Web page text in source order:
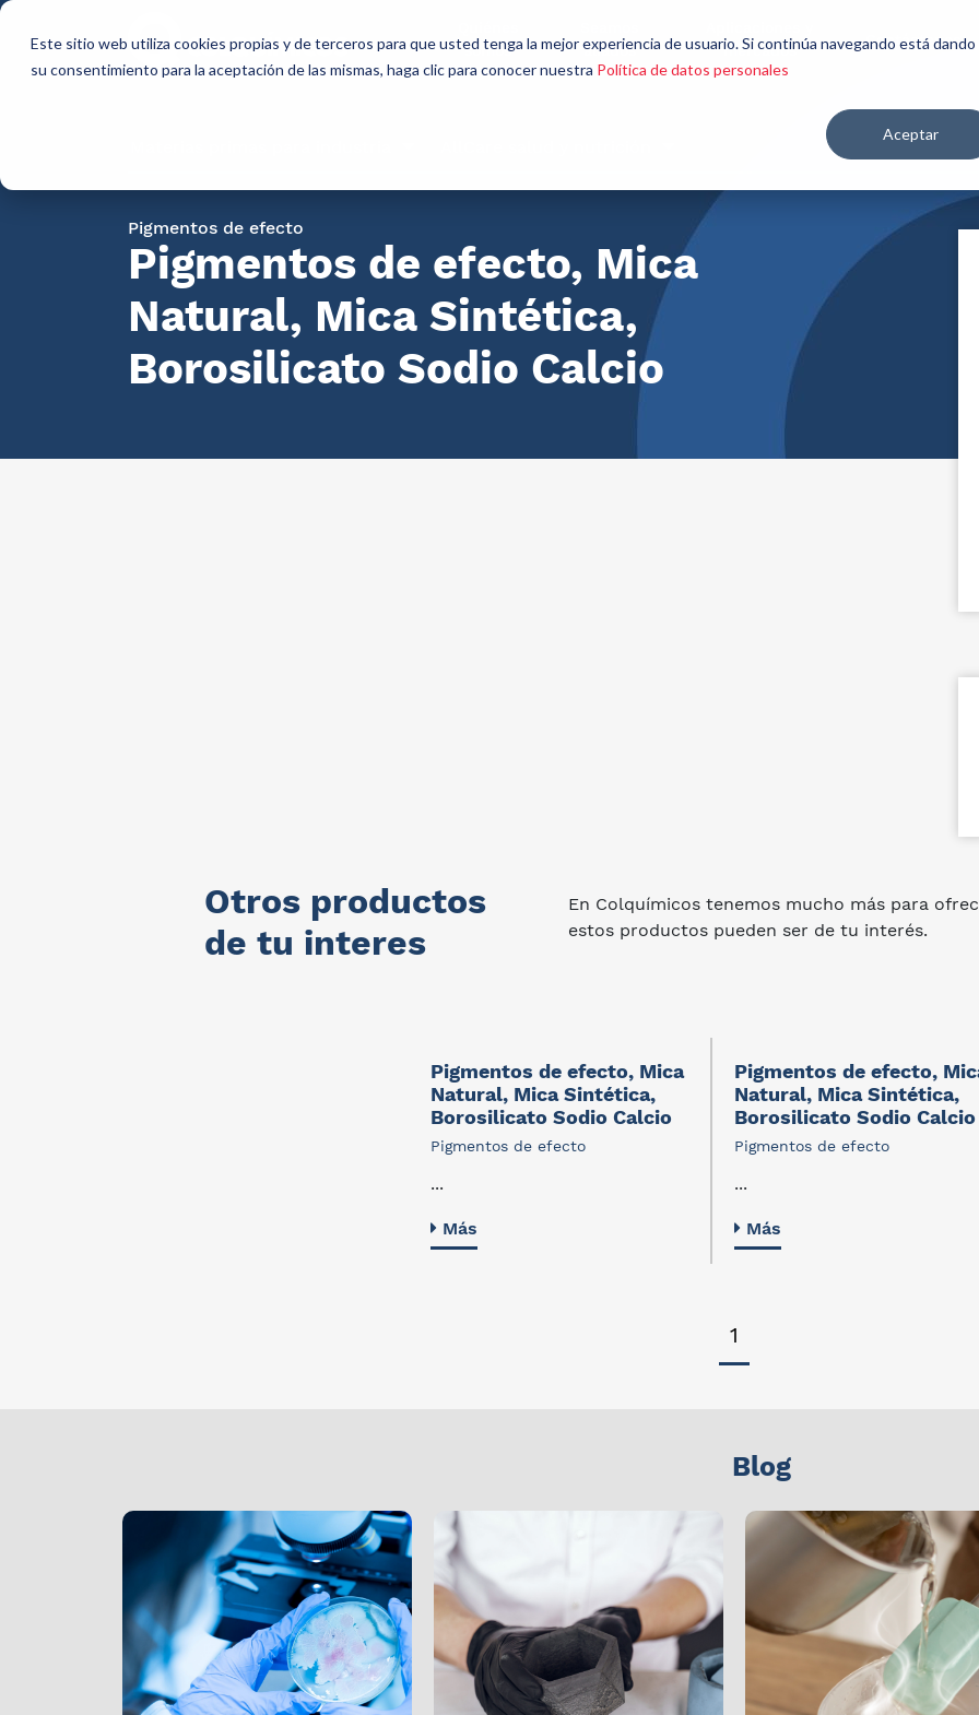
Este sitio web utiliza cookies propias y de terceros para que usted tenga la mejor experiencia de usuario. Si continúa navegando está dando
su consentimiento para la aceptación de las mismas, haga clic para conocer nuestra Política de datos personales
Aceptar
somos
aliados
mercados
Contáctenos
Pigmentos de efecto
Pigmentos de efecto, Mica
Natural, Mica Sintética,
Borosilicato Sodio Calcio
Otros productos
de tu interes
En Colquímicos tenemos mucho más para
estos productos pueden ser de tu interés.
Pigmentos de efecto, Mica
Natural, Mica Sintética,
Borosilicato Sodio Calcio
Pigmentos de efecto
...
Más
Pigmentos de efecto,
Natural, Mica Sintética,
Borosilicato Sodio Calcio
Pigmentos de efecto
...
Más
1
Blog